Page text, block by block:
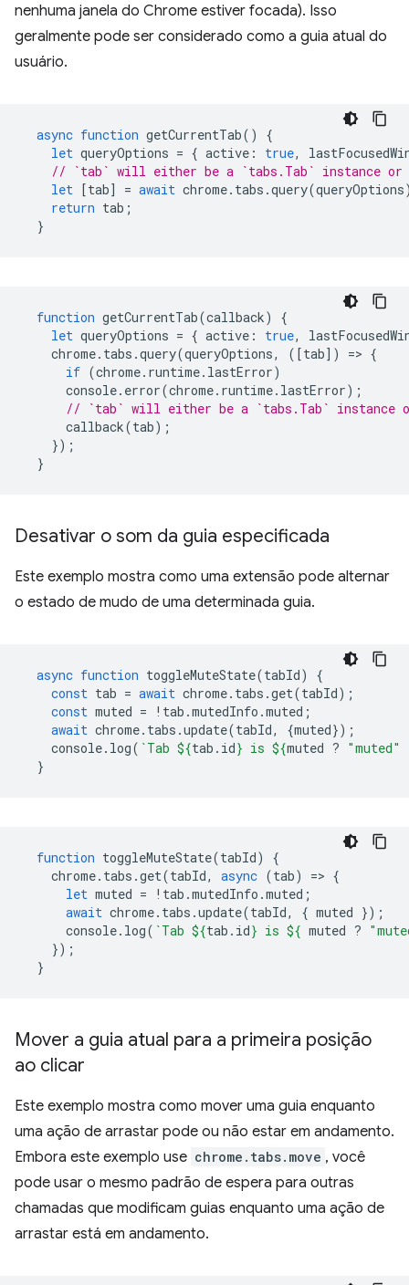
nenhuma janela do Chrome estiver focada). Isso
geralmente pode ser considerado como a guia atual do
usuário.
async function getCurrentTab()
{
let queryOptions = { active : true,
// `tab` will either be a `tabs.Tab` instance or
let [tab] = await chrome. tabs .query(queryOptions
return tab ;
}
function getCurrentTab(callback)
{
let queryOptions = { active : true,
chrome. tabs .query(queryOptions, ([tab]) => {
if (chrome. runtime. lastError)
console. error(chrome. runtime. lastError);
// `tab` will either be a `tabs.Tab` instance
callback(tab);
});
}
Desativar o som da guia especificada
Este exemplo mostra como uma extensão pode alternar
o estado de mudo de uma determinada guia.
async function toggleMuteState(tabId)
{
const tab = await chrome. tabs .get(tabId);
const muted = ! tab .mutedInfo .muted ;
await chrome. tabs .update(tabId, {muted});
console. log( `Tab ${tab . id} is ${muted ? "muted"
}
function toggleMuteState(tabId)
{
chrome. tabs .get(tabId, async (tab) => {
let muted = ! tab .mutedInfo .muted ;
await chrome. tabs .update(tabId, { muted });
console. log( `Tab ${tab . id} is ${ muted ?
});
}
Mover a guia atual para a primeira posição
ao clicar
Este exemplo mostra como mover uma guia enquanto
uma ação de arrastar pode ou não estar em andamento.
Embora este exemplo use chrome.tabs.move , você
pode usar o mesmo padrão de espera para outras
chamadas que modificam guias enquanto uma ação de
arrastar está em andamento.